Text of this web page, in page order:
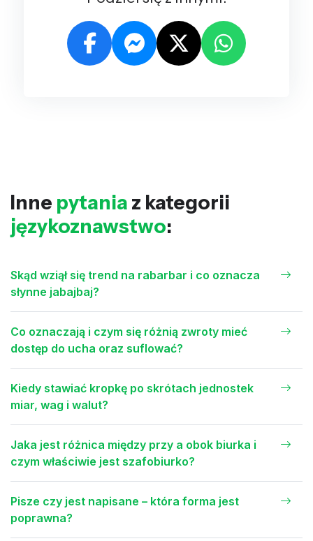
Inne pytania z kategorii
językoznawstwo:
Skąd wziął się trend na rabarbar i co oznacza
słynne jabajbaj?
Co oznaczają i czym się różnią zwroty mieć
dostęp do ucha oraz suflować?
Kiedy stawiać kropkę po skrótach jednostek
miar, wag i walut?
Jaka jest różnica między przy a obok biurka i
czym właściwie jest szafobiurko?
Pisze czy jest napisane – która forma jest
poprawna?